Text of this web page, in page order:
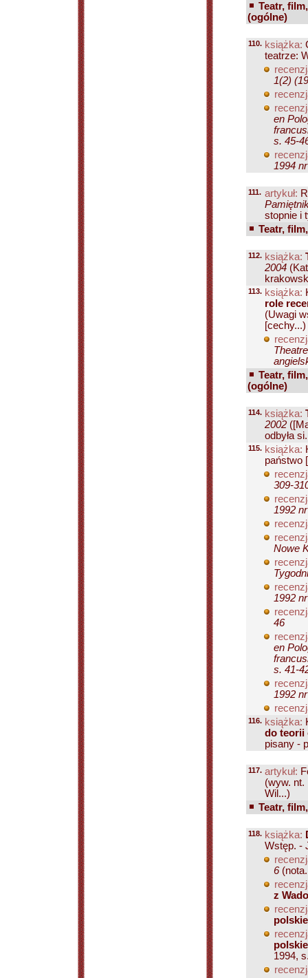
Teatr,
(ogólne)
110. książka:
teatrze:
1(2)
en
s. 45-
1994
111. artykuł:
stopnie i
Teatr,
112. książka:
2004
113. książka:
role
(Uwagi
[cechy...)
Teatr,
(ogólne)
114. książka:
2002
odbyła
115. książka:
państwo
309-
1992
Nowe
1992
46
en
s. 41-
1992
116. książka:
do teorii
pisany -
117. artykuł:
(wyw. nt.
Wil...)
Teatr,
118. książka:
Wstęp. -
6
z
1994,